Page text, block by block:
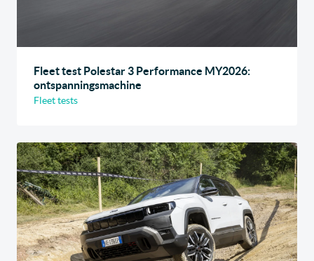
Fleet test Polestar 3 Performance MY2026:
ontspanningsmachine
Fleet tests